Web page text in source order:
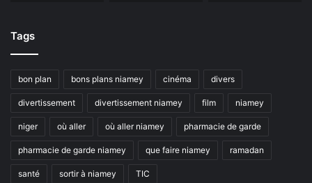
Tags
bon plan bons plans niamey cinéma divers
divertissement divertissement niamey film niamey
niger où aller où aller niamey pharmacie de garde
pharmacie de garde niamey que faire niamey ramadan
santé sortir à niamey TIC